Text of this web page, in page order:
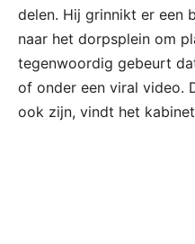
delen. Hij grinnikt er een
naar het dorpsplein om
tegenwoordig gebeurt
of onder een viral video.
ook zijn, vindt het